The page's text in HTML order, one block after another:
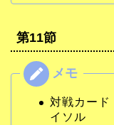
第11節
対戦カード
イソル